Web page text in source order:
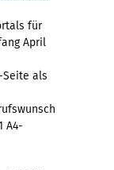
für
April
Seite als
A4-